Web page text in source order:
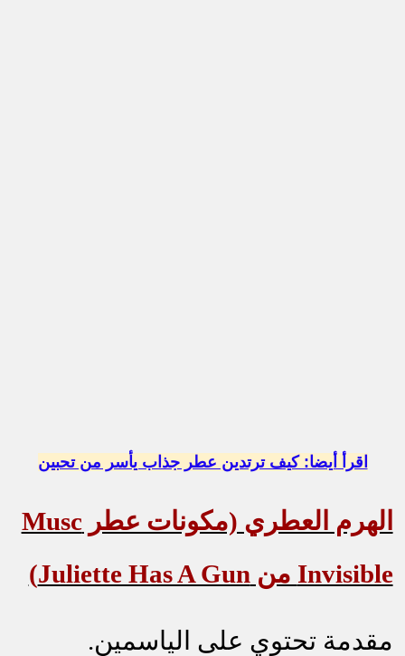
اقرأ أيضا: كيف ترتدين عطر جذاب يأسر من تحبين
الهرم العطري (مكونات عطرMusc
Invisible من Juliette Has A Gun
)
مقدمة تحتوي على الياسمين.